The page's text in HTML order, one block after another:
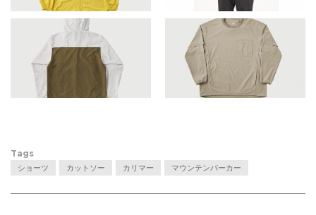
Tags
ショーツ カットソー カリマー マウンテンパーカー